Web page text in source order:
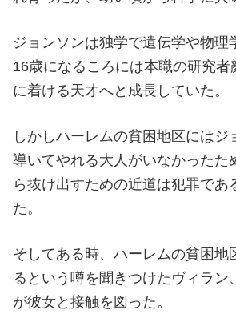
ジョンソンは独学で遺伝学や物理
16歳になるころには本職の研究者
に着ける天才へと成長していた。
しかしハーレムの貧困地区にはジ
導いてやれる大人がいなかったた
ら抜け出すための近道は犯罪であ
た。
そしてある時、ハーレムの貧困地
るという噂を聞きつけたヴィラン
が彼女と接触を図った。